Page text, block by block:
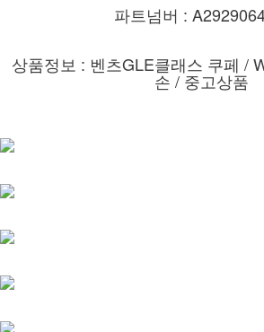
파트넘버 :
상품정보 : 벤츠GLE클래스 쿠페 /
손 / 중고상품